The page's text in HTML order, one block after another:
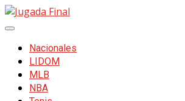
Skip
to
Primary
MenuNacionales
LIDOM
MLB
NBA